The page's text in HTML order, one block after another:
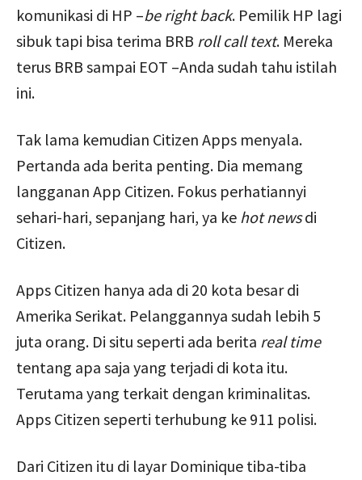
komunikasi di HP –be right back. Pemilik HP lagi
sibuk tapi bisa terima BRB roll call text. Mereka
terus BRB sampai EOT –Anda sudah tahu istilah
ini.
Tak lama kemudian Citizen Apps menyala.
Pertanda ada berita penting. Dia memang
langganan App Citizen. Fokus perhatiannyi
sehari-hari, sepanjang hari, ya ke hot newsdi
Citizen.
Apps Citizen hanya ada di 20 kota besar di
Amerika Serikat. Pelanggannya sudah lebih 5
juta orang. Di situ seperti ada berita real time
tentang apa saja yang terjadi di kota itu.
Terutama yang terkait dengan kriminalitas.
Apps Citizen seperti terhubung ke 911 polisi.
Dari Citizen itu di layar Dominique tiba-tiba